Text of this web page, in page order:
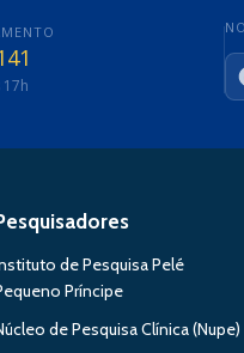
17h
de Pesquisa Pelé
Príncipe
de Pesquisa Clínica (Nupe)